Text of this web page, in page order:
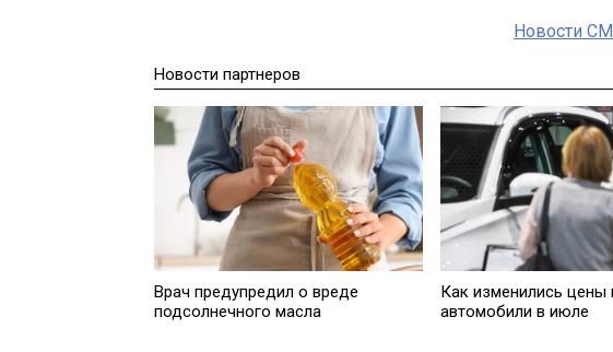
Новости
Новости партнеров
Врач предупредил о вреде
подсолнечного масла
Как изменились цены
автомобили в июле